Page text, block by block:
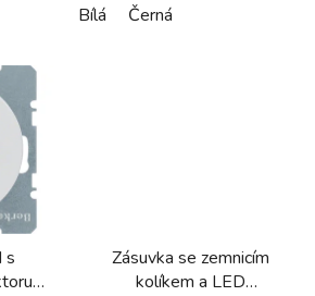
Bílá Černá
s
Zásuvka se zemnicím
kolíkem a LED